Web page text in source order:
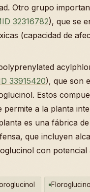
Otro grupo
32316782), que se
(capacidad de
33915420), que son
Estos
permite a la planta
es una fábrica
que incluyen
con potencial